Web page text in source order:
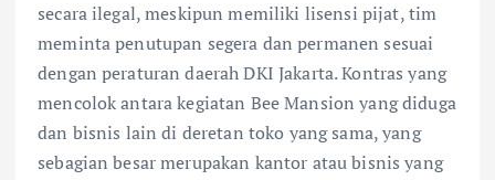
secara ilegal, meskipun memiliki lisensi pijat, tim
meminta penutupan segera dan permanen sesuai
dengan peraturan daerah DKI Jakarta. Kontras yang
mencolok antara kegiatan Bee Mansion yang diduga
dan bisnis lain di deretan toko yang sama, yang
sebagian besar merupakan kantor atau bisnis yang